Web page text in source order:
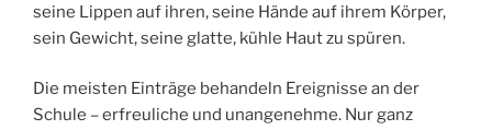
seine Lippen auf ihren, seine Hände auf ihrem Körper,
sein Gewicht, seine glatte, kühle Haut zu spüren.
Die meisten Einträge behandeln Ereignisse an der
Schule – erfreuliche und unangenehme. Nur ganz